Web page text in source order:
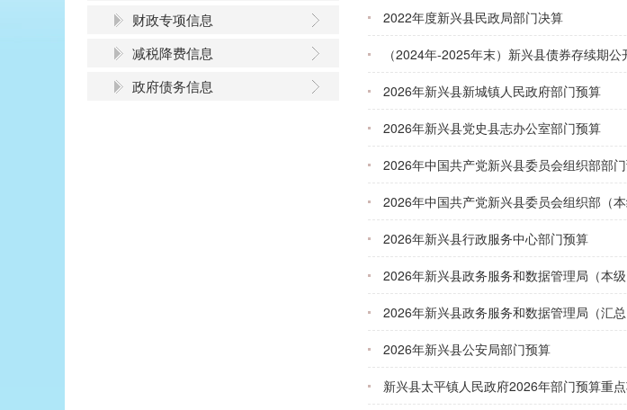
财政专项信息
减税降费信息
政府债务信息
2022年度新兴县民政局部门决算
（2024年-2025年末）新兴县债券存续期公
2026年新兴县新城镇人民政府部门预算
2026年新兴县党史县志办公室部门预算
2026年中国共产党新兴县委员会组织部部
2026年中国共产党新兴县委员会组织部（
2026年新兴县行政服务中心部门预算
2026年新兴县政务服务和数据管理局（本
2026年新兴县政务服务和数据管理局（汇
2026年新兴县公安局部门预算
新兴县太平镇人民政府2026年部门预算重